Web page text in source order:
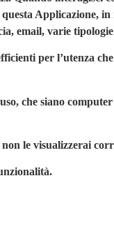
Applicazione,
email, varie
per l’utenza
che siano
le visualizzerai